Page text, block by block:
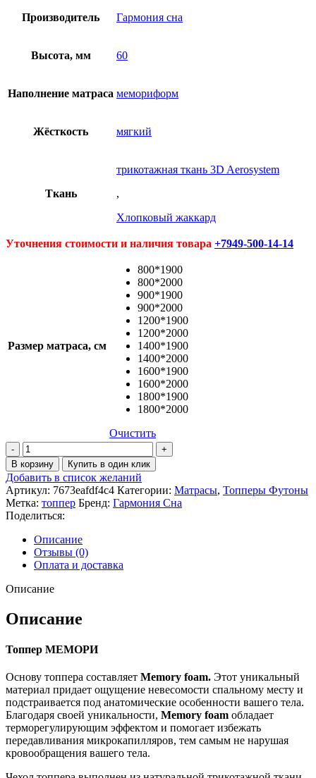
Производитель Гармония сна
Высота, мм 60
Наполнение матраса мемориформ
Жёсткость мягкий
Ткань
трикотажная ткань 3D Aerosystem
,
Хлопковый жаккард
Уточнения стоимости и наличия товара +7949-500-14-14
Размер матраса, см
800*1900
800*2000
900*1900
900*2000
1200*1900
1200*2000
1400*1900
1400*2000
1600*1900
1600*2000
1800*1900
1800*2000
Очистить
Количество
товара
Топпер
Мемори
В корзину Купить в один клик
Добавить в список желаний
Артикул: 7673eafdf4c4 Категории: Матрасы, Топперы Футоны
Метка: топпер Бренд: Гармония Сна
Поделиться:
Описание
Отзывы (0)
Оплата и доставка
Описание
Описание
Топпер МЕМОРИ
Основу топпера составляет Memory foam. Этот уникальный
материал придает ощущение невесомости спальному месту и
подстраивается под анатомические особенности вашего тела.
Благодаря своей уникальности, Memory foam обладает
терморегулирующим эффектом и помогает избежать
передавливания микрокапилляров, тем самым не нарушая
кровообращения вашего тела.